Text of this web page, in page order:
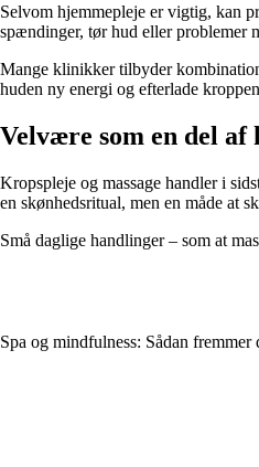
Selvom hjemmepleje er vigtig, kan
spændinger, tør hud eller problemer
Mange klinikker tilbyder
huden ny energi og efterlade
Velvære som en del af
Kropspleje og massage handler i
en skønhedsritual, men en måde at
Små daglige handlinger – som at
Spa og mindfulness: Sådan